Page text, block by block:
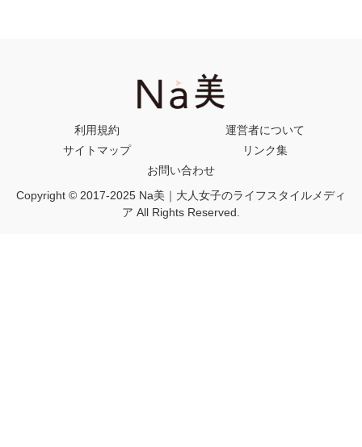
利用規約
運営者について
サイトマップ
リンク集
お問い合わせ
Copyright © 2017-2025 Na美｜大人女子のライフスタイルメディ
ア All Rights Reserved.